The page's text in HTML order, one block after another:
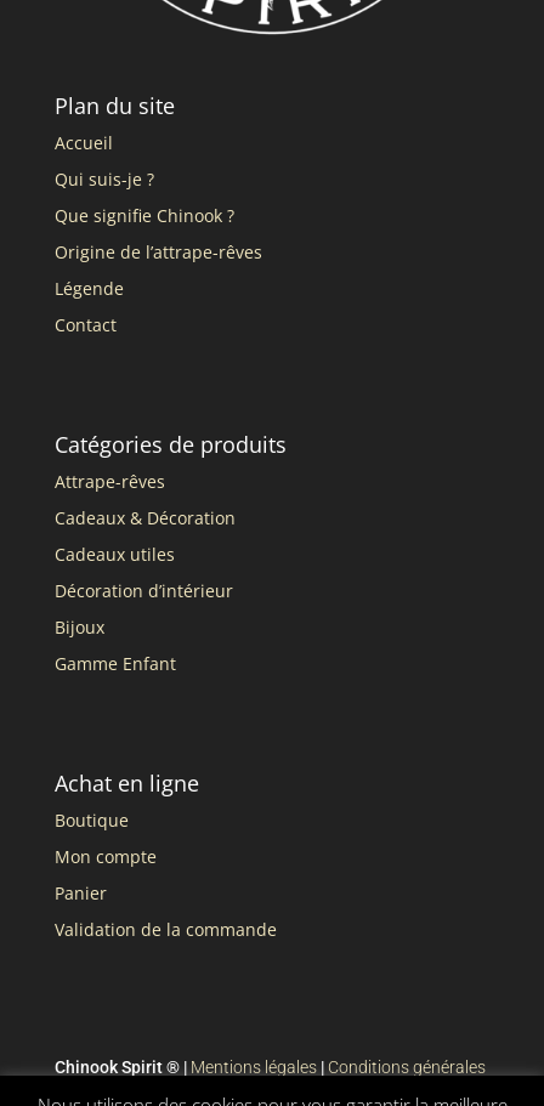
Plan du site
Accueil
Qui suis-je ?
Que signifie Chinook ?
Origine de l’attrape-rêves
Légende
Contact
Catégories de produits
Attrape-rêves
Cadeaux & Décoration
Cadeaux utiles
Décoration d’intérieur
Bijoux
Gamme Enfant
Achat en ligne
Boutique
Mon compte
Panier
Validation de la commande
Chinook Spirit ® | Mentions légales| Conditions générales
de vente